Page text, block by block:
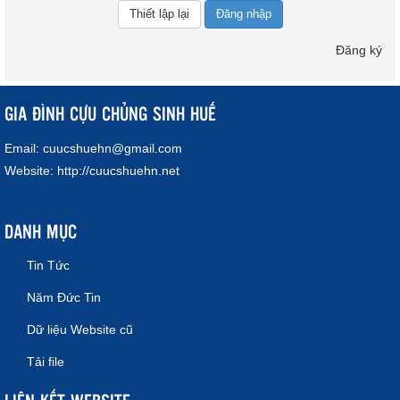
Đăng nhập
Đăng ký
GIA ĐÌNH CỰU CHỦNG SINH HUẾ
Email: cuucshuehn@gmail.com
Website: http://cuucshuehn.net
DANH MỤC
Tin Tức
Năm Đức Tin
Dữ liệu Website cũ
Tải file